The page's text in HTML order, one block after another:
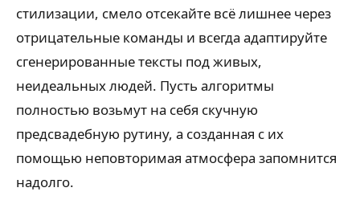
стилизации, смело отсекайте всё лишнее через
отрицательные команды и всегда адаптируйте
сгенерированные тексты под живых,
неидеальных людей. Пусть алгоритмы
полностью возьмут на себя скучную
предсвадебную рутину, а созданная с их
помощью неповторимая атмосфера запомнится
надолго.